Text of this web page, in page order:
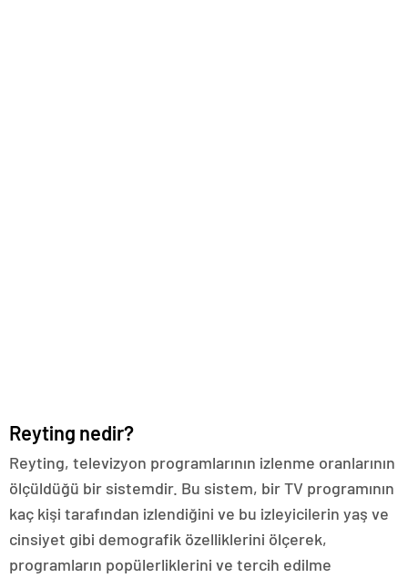
Reyting nedir?
Reyting, televizyon programlarının izlenme oranlarının
ölçüldüğü bir sistemdir. Bu sistem, bir TV programının
kaç kişi tarafından izlendiğini ve bu izleyicilerin yaş ve
cinsiyet gibi demografik özelliklerini ölçerek,
programların popülerliklerini ve tercih edilme